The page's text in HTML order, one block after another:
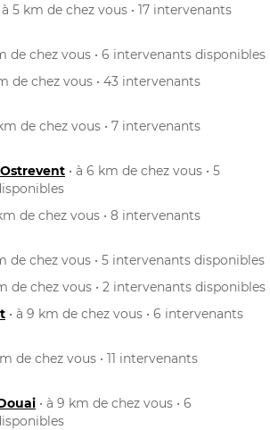
à 5 km de chez vous • 17 intervenants
de chez vous • 6 intervenants disponibles
de chez vous • 43 intervenants
de chez vous • 7 intervenants
• à 6 km de chez vous • 5
de chez vous • 8 intervenants
de chez vous • 5 intervenants disponibles
de chez vous • 2 intervenants disponibles
• à 9 km de chez vous • 6 intervenants
de chez vous • 11 intervenants
• à 9 km de chez vous • 6